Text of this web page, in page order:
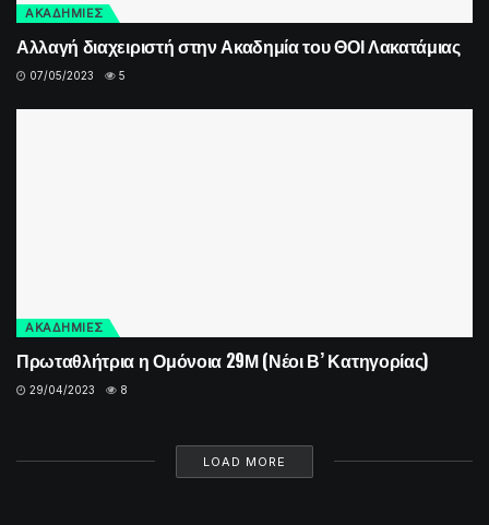
ΑΚΑΔΗΜΙΕΣ
Αλλαγή διαχειριστή στην Ακαδημία του ΘΟΙ Λακατάμιας
07/05/2023 5
ΑΚΑΔΗΜΙΕΣ
Πρωταθλήτρια η Ομόνοια 29Μ (Νέοι Β’ Κατηγορίας)
29/04/2023 8
LOAD MORE